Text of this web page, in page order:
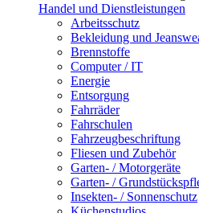
Handel und Dienstleistungen
Arbeitsschutz
Bekleidung und
Brennstoffe
Computer / IT
Energie
Entsorgung
Fahrräder
Fahrschulen
Fahrzeugbeschriftung
Fliesen und Zubehör
Garten- / Motorgeräte
Garten- /
Insekten- / Sonnenschutz